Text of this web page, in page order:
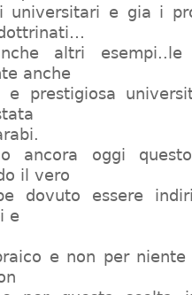
universitari e gia i
altri
anche
e prestigiosa
ancora oggi
il vero
dovuto essere
e
e non per